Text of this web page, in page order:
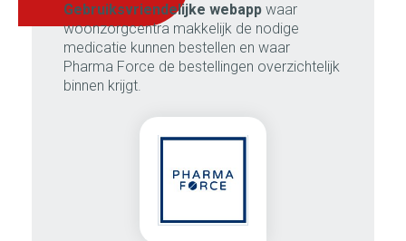
Gebruiksvriendelijke webapp waar
woonzorgcentra makkelijk de nodige
medicatie kunnen bestellen en waar
Pharma Force de bestellingen overzichtelijk
binnen krijgt.